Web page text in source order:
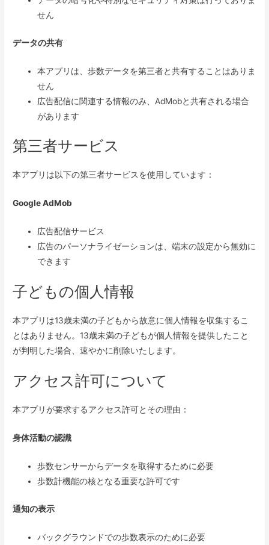
せん
データの共有
本アプリは、歩数データを第三者と共有することはありま
せん
広告配信に関連する情報のみ、AdMobと共有される場合
があります
第三者サービス
本アプリは以下の第三者サービスを使用しています：
Google AdMob
広告配信サービス
広告のパーソナライゼーションは、端末の設定から無効に
できます
子どもの個人情報
本アプリは13歳未満の子どもから故意に個人情報を収集するこ
とはありません。13歳未満の子どもが個人情報を提供したこと
が判明した場合、速やかに削除いたします。
アクセス許可について
本アプリが要求するアクセス許可とその理由：
身体活動の認識
歩数センサーからデータを取得するために必要
歩数計機能の核となる重要な許可です
通知の表示
バックグラウンドでの歩数表示のために必要